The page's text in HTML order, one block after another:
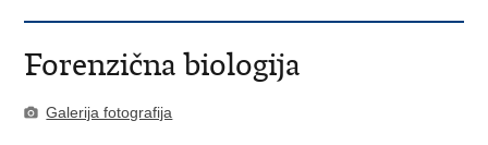
Forenzična biologija
Galerija fotografija